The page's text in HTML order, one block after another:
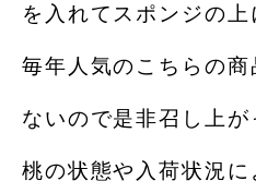
を入れてスポンジの
毎年人気のこちらの
ないので是非召し上
桃の状態や入荷状況